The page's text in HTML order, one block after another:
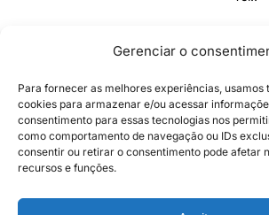
Gerenciar o
Para fornecer as melhores experiências, usamos
cookies para armazenar e/ou acessar
consentimento para essas tecnologias nos
como comportamento de navegação ou IDs
consentir ou retirar o consentimento pode afetar
recursos e funções.